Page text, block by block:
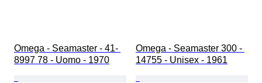
Omega - Seamaster - 41-
8997 78 - Uomo - 1970
Omega - Seamaster 300 -
14755 - Unisex - 1961